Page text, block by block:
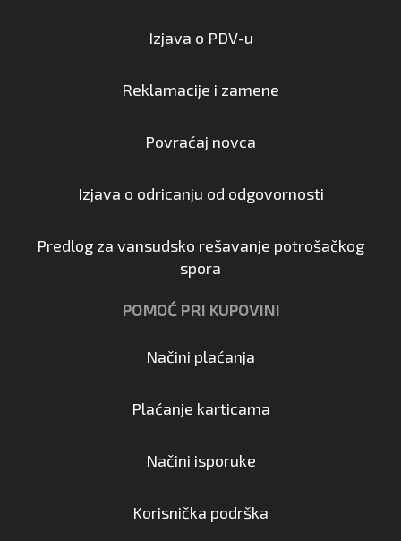
Izjava o PDV-u
Reklamacije i zamene
Povraćaj novca
Izjava o odricanju od odgovornosti
Predlog za vansudsko rešavanje potrošačkog
spora
POMOĆ PRI KUPOVINI
Načini plaćanja
Plaćanje karticama
Načini isporuke
Korisnička podrška